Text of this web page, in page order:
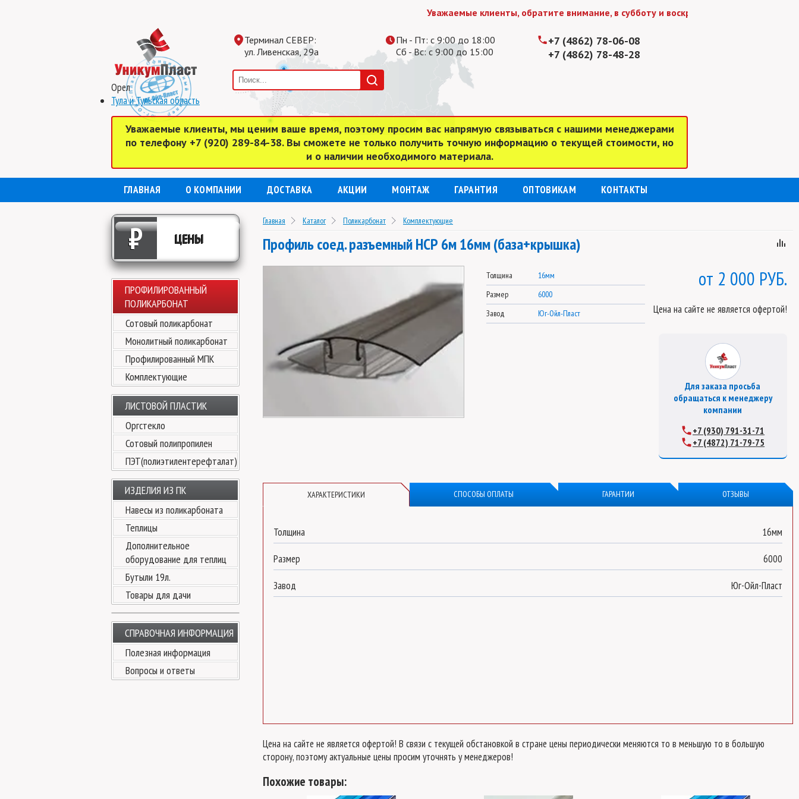
Уважаемые клиенты, обратите внимание, в субботу и воскресенье мы работаем до
Орел
Тула и Тульская область
Терминал СЕВЕР:
ул. Ливенская, 29а
Пн - Пт: с 9:00 до 18:00
Сб - Вс: с 9:00 до 15:00
+7 (4862) 78-06-08
+7 (4862) 78-48-28
Уважаемые клиенты, мы ценим ваше время, поэтому просим вас напрямую связываться с нашими менеджерами
по телефону +7 (920) 289-84-38. Вы сможете не только получить точную информацию о текущей стоимости, но
и о наличии необходимого материала.
ГЛАВНАЯ О КОМПАНИИ ДОСТАВКА АКЦИИ МОНТАЖ ГАРАНТИЯ ОПТОВИКАМ КОНТАКТЫ
₽ ЦЕНЫ
ПРОФИЛИРОВАННЫЙ
ПОЛИКАРБОНАТ
Сотовый поликарбонат
Монолитный поликарбонат
Профилированный МПК
Комплектующие
ЛИСТОВОЙ ПЛАСТИК
Оргстекло
Сотовый полипропилен
ПЭТ(полиэтилентерефталат)
ИЗДЕЛИЯ ИЗ ПК
Навесы из поликарбоната
Теплицы
Дополнительное
оборудование для теплиц
Бутыли 19л.
Товары для дачи
СПРАВОЧНАЯ ИНФОРМАЦИЯ
Полезная информация
Вопросы и ответы
Главная Каталог Поликарбонат Комплектующие
Профиль соед. разъемный НСР 6м 16мм (база+крышка)
Толщина
16мм
Размер
6000
Завод
Юг-Ойл-Пласт
2 000 РУБ.
Цена на сайте не является офертой!
Для заказа просьба
обращаться к менеджеру
компании
+7 (930) 791-31-71
+7 (4872) 71-79-75
ХАРАКТЕРИСТИКИ СПОСОБЫ ОПЛАТЫ ГАРАНТИИ ОТЗЫВЫ
Толщина 16мм
Размер 6000
Завод Юг-Ойл-Пласт
Цена на сайте не является офертой! В связи с текущей обстановкой в стране цены периодически меняются то в меньшую то в большую
сторону, поэтому актуальные цены просим уточнять у менеджеров!
Похожие товары: